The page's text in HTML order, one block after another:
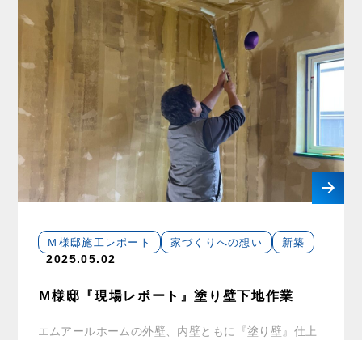
Ｍ様邸施工レポート 家づくりへの想い 新築
2025.05.02
Ｍ様邸『現場レポート』塗り壁下地作業
エムアールホームの外壁、内壁ともに『塗り壁』仕上